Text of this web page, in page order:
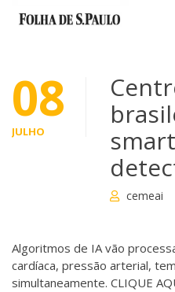
08
JULHO
cemeai
Algoritmos de IA vão
cardíaca, pressão arterial,
simultaneamente. CLIQUE